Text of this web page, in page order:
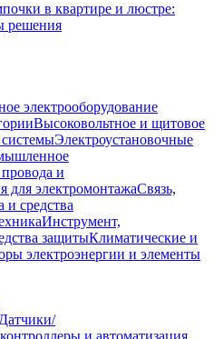
в квартире и люстре:
решения
электрооборудование
Высоковольтное и щитовое
Электроустановочные
и
для электромонтажаСвязь,
и средства
Инструмент,
защитыКлиматические и
электроэнергии и элементы
Датчики/
и автоматизация